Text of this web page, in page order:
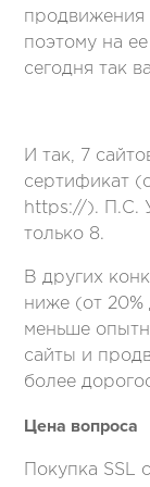
продвижения
поэтому на
сегодня так
И так, 7
сертификат
https://). П.С.
только 8.
В других
ниже (от 20%
меньше
сайты и
более
Цена вопроса
Покупка SSL